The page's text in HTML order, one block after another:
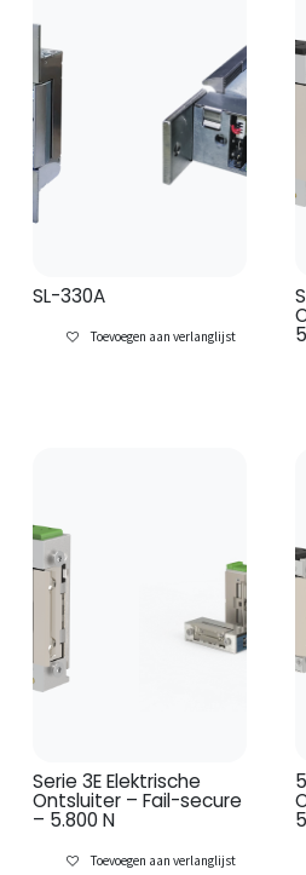
SL-330A
Toevoegen aan verlanglijst
Serie 3E Elektrische
Ontsluiter – Fail-secure
– 5.800 N
Toevoegen aan verlanglijst